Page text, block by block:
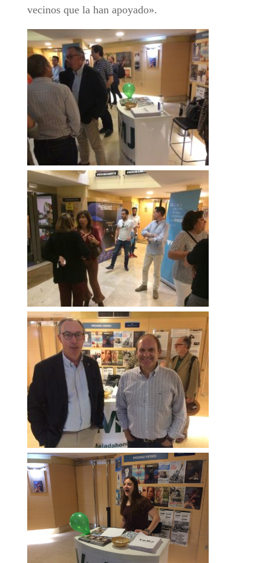
vecinos que la han apoyado».